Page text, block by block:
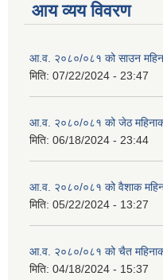
आय व्यय विवरण
आ.व. २०८०/०८१ को साउन
मिति: 07/22/2024 - 23:47
आ.व. २०८०/०८१ को जेठ
मिति: 06/18/2024 - 23:44
आ.व. २०८०/०८१ को वैशाक
मिति: 05/22/2024 - 13:27
आ.व. २०८०/०८१ को चैत
मिति: 04/18/2024 - 15:37